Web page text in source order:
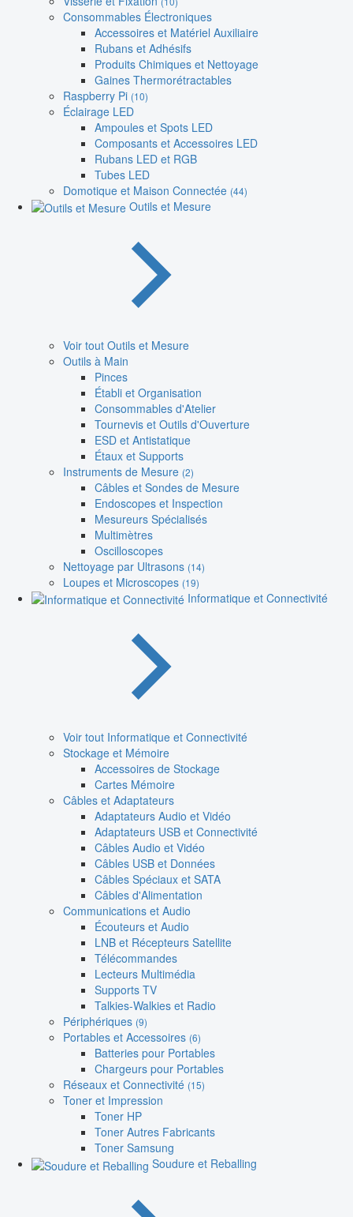
Consommables Électroniques
Accessoires et Matériel Auxiliaire
Rubans et Adhésifs
Produits Chimiques et Nettoyage
Gaines Thermorétractables
Raspberry Pi (10)
Éclairage LED
Ampoules et Spots LED
Composants et Accessoires LED
Rubans LED et RGB
Tubes LED
Domotique et Maison Connectée (44)
Outils et Mesure
Voir tout Outils et Mesure
Outils à Main
Pinces
Établi et Organisation
Consommables d'Atelier
Tournevis et Outils d'Ouverture
ESD et Antistatique
Étaux et Supports
Instruments de Mesure (2)
Câbles et Sondes de Mesure
Endoscopes et Inspection
Mesureurs Spécialisés
Multimètres
Oscilloscopes
Nettoyage par Ultrasons (14)
Loupes et Microscopes (19)
Informatique et Connectivité
Voir tout Informatique et Connectivité
Stockage et Mémoire
Accessoires de Stockage
Cartes Mémoire
Câbles et Adaptateurs
Adaptateurs Audio et Vidéo
Adaptateurs USB et Connectivité
Câbles Audio et Vidéo
Câbles USB et Données
Câbles Spéciaux et SATA
Câbles d'Alimentation
Communications et Audio
Écouteurs et Audio
LNB et Récepteurs Satellite
Télécommandes
Lecteurs Multimédia
Supports TV
Talkies-Walkies et Radio
Périphériques (9)
Portables et Accessoires (6)
Batteries pour Portables
Chargeurs pour Portables
Réseaux et Connectivité (15)
Toner et Impression
Toner HP
Toner Autres Fabricants
Toner Samsung
Soudure et Reballing